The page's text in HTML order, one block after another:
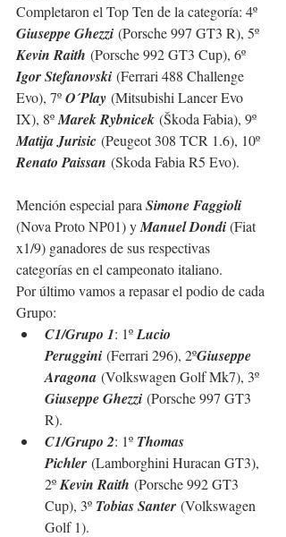
Completaron el Top Ten de la categoría: 4º
Giuseppe Ghezzi (Porsche 997 GT3 R), 5º
Kevin Raith (Porsche 992 GT3 Cup), 6º
Igor Stefanovski (Ferrari 488 Challenge
Evo), 7º O´Play (Mitsubishi Lancer Evo
IX), 8º Marek Rybnicek (Škoda Fabia), 9º
Matija Jurisic (Peugeot 308 TCR 1.6), 10º
Renato Paissan (Skoda Fabia R5 Evo).
Mención especial para Simone Faggioli
(Nova Proto NP01) y Manuel Dondi (Fiat
x1/9) ganadores de sus respectivas
categorías en el campeonato italiano.
Por último vamos a repasar el podio de cada
Grupo:
C1/Grupo 1: 1º Lucio
Peruggini (Ferrari 296), 2ºGiuseppe
Aragona (Volkswagen Golf Mk7), 3º
Giuseppe Ghezzi (Porsche 997 GT3
R).
C1/Grupo 2: 1º Thomas
Pichler (Lamborghini Huracan GT3),
2º Kevin Raith (Porsche 992 GT3
Cup), 3º Tobias Santer (Volkswagen
Golf 1).